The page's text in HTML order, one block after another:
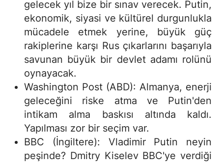
gelecek yıl bize bir sınav verecek. Putin,
ekonomik, siyasi ve kültürel durgunlukla
mücadele etmek yerine, büyük güç
rakiplerine karşı Rus çıkarlarını başarıyla
savunan büyük bir devlet adamı rolünü
oynayacak.
Washington Post (ABD): Almanya, enerji
geleceğini riske atma ve Putin'den
intikam alma baskısı altında kaldı.
Yapılması zor bir seçim var.
BBC (İngiltere): Vladimir Putin neyin
peşinde? Dmitry Kiselev BBC'ye verdiği